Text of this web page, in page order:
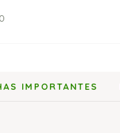
IMPORTANTES